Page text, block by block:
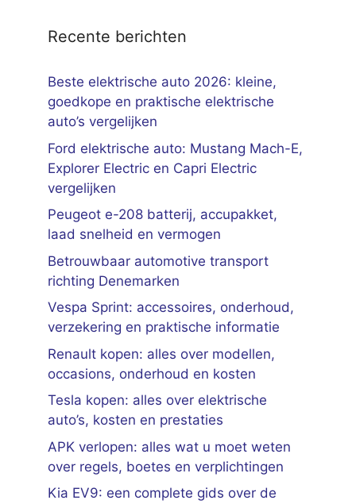
Recente berichten
Beste elektrische auto 2026: kleine,
goedkope en praktische elektrische
auto’s vergelijken
Ford elektrische auto: Mustang Mach-E,
Explorer Electric en Capri Electric
vergelijken
Peugeot e-208 batterij, accupakket,
laad snelheid en vermogen
Betrouwbaar automotive transport
richting Denemarken
Vespa Sprint: accessoires, onderhoud,
verzekering en praktische informatie
Renault kopen: alles over modellen,
occasions, onderhoud en kosten
Tesla kopen: alles over elektrische
auto’s, kosten en prestaties
APK verlopen: alles wat u moet weten
over regels, boetes en verplichtingen
Kia EV9: een complete gids over de